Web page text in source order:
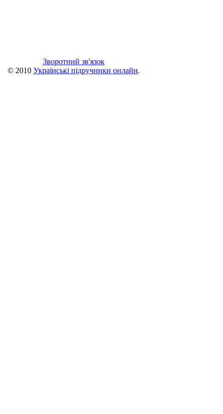
Зворотний зв'язок
© 2010 Українські підручники онлайн.